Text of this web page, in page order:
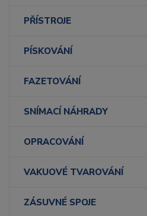
PŘÍSTROJE
PÍSKOVÁNÍ
FAZETOVÁNÍ
SNÍMACÍ NÁHRADY
OPRACOVÁNÍ
VAKUOVÉ TVAROVÁNÍ
ZÁSUVNÉ SPOJE